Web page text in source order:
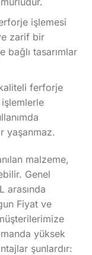
işlemesi
zarif bir
bağlı tasarımlar
ferforje
yaşanmaz.
malzeme,
Genel
arasında
Fiyat ve
yüksek
şunlardır: